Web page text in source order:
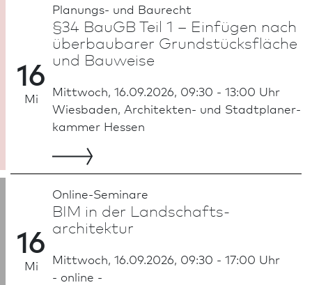
16
Mi
Planungs- und Baurecht
§34 BauGB Teil 1 – Einfügen nach
überbaubarer Grundstücksfläche
und Bauweise
Mittwoch, 16.09.2026, 09:30 - 13:00 Uhr
Wies­ba­den, Architekten- und Stadt­planer­
kammer Hessen
16
Mi
Online-Seminare
BIM in der Land­schafts­
architektur
Mittwoch, 16.09.2026, 09:30 - 17:00 Uhr
- online -